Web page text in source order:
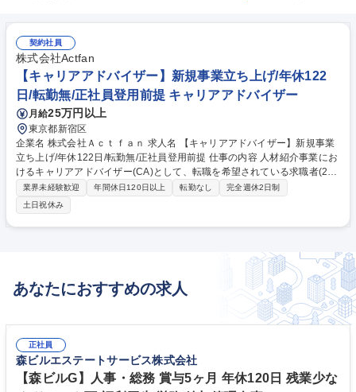
契約社員
株式会社Actfan
【キャリアアドバイザー】新規事業立ち上げ/年休122
日/転勤無/正社員登用前提 キャリアアドバイザー
月給25万円以上
東京都新宿区
企業名 株式会社Ａｃｔｆａｎ 求人名 【キャリアアドバイザー】新規事業
立ち上げ/年休122日/転勤無/正社員登用前提 仕事の内容 人材紹介事業にお
けるキャリアアドバイザー(CA)として、転職を希望されている求職者(20
代の若年層や接客販売経験者)の応募書類の書類添削や面接対策など転職
成功に向けて伴走支援をお任せします。 【具体的には】転職を検討してい
るお客様とまずは面談を実施し、キャリアの棚卸しや転職理由と転職目的
の整理、今後のキャリア提案を行います。面談後は求人票のご紹介を行
獲得できるよう面接アドバイスなどの伴走支援を行い入社までサポートを
します。転職という人生の分岐点をお客様の一番近くで支えるやりがいの
大きいポジションです。 募集職種 【キャリアアドバイザー】新規事業立
ち上げ/年休122日/転勤無/正社員登用前提
業界未経験歓迎 年間休日120日以上 転勤なし
完全週休2日制
土日祝休み
あなたにおすすめの求人
正社員
森ビルエステートサービス株式会社
【森ビルG】人事・総務 賞与5ヶ月 年休120日 残業少な